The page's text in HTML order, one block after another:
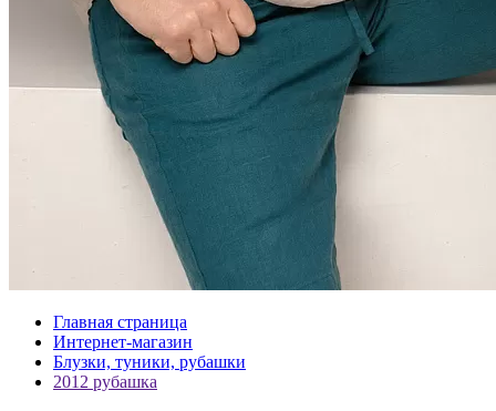
Главная страница
Интернет-магазин
Блузки, туники, рубашки
2012 рубашка